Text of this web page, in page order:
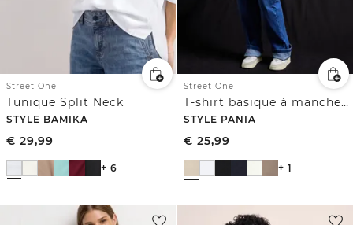
Street One
Tunique Split Neck
STYLE BAMIKA
€ 29,99
+ 6
Street One
T-shirt basique à manches 3/4
STYLE PANIA
€ 25,99
+ 1